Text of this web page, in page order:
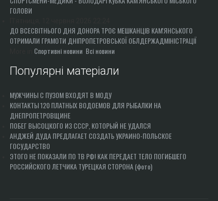
ГОЛОВИ
ДО ВСЕСВІТНЬОГО ДНЯ ДОНОРА ТРОЄ МЕШКАНЦІВ КАМ'ЯНСЬКОГО
ОТРИМАЛИ ГРАМОТИ ДНІПРОПЕТРОВСЬКОЇ ОБЛДЕРЖАДМІНІСТРАЦІЇ
Спортивні новини Всі новини
Популярні матеріали
МУЖЧИНЫ С ПУЗОМ ВХОДЯТ В МОДУ
КОНТАКТЫ 120 ПЛАТНЫХ ВОДОЕМОВ ДЛЯ РЫБАЛКИ НА
ДНЕПРОПЕТРОВЩИНЕ
ПОБЕГ ВЫСОЦКОГО ИЗ СССР, КОТОРЫЙ НЕ УДАЛСЯ
АНДЖЕЙ ДУДА ПРЕДЛАГАЕТ СОЗДАТЬ УКРАИНО-ПОЛЬСКОЕ
ГОСУДАРСТВО
ЭТОГО НЕ ПОКАЗАЛИ ПО ТВ РФ! КАК ПЕРЕДАЕТ ТЕЛО ПОГИБШЕГО
РОССИЙСКОГО ЛЕТЧИКА ТУРЕЦКАЯ СТОРОНА (фото)